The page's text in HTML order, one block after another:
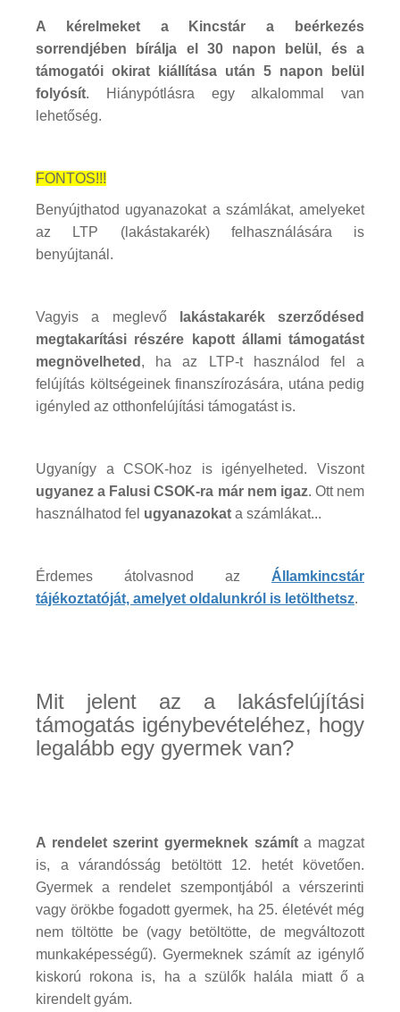
A kérelmeket a Kincstár a beérkezés
sorrendjében bírálja el 30 napon belül, és a
támogatói okirat kiállítása után 5 napon belül
folyósít. Hiánypótlásra egy alkalommal van
lehetőség.
FONTOS!!!
Benyújthatod ugyanazokat a számlákat, amelyeket
az LTP (lakástakarék) felhasználására is
benyújtanál.
Vagyis a meglevő
lakástakarék szerződésed
megtakarítási részére kapott állami támogatást
megnövelheted , ha az LTP-t használod fel a
felújítás költségeinek finanszírozására, utána pedig
igényled az otthonfelújítási támogatást is.
Ugyanígy a CSOK-hoz is igényelheted. Viszont
ugyanez a Falusi CSOK-ra már nem igaz. Ott nem
használhatod fel ugyanazokat a számlákat...
Érdemes átolvasnod az Államkincstár
tájékoztatóját, amelyet oldalunkról is letölthetsz.
Mit jelent az a lakásfelújítási
támogatás igénybevételéhez, hogy
legalább egy gyermek van?
A rendelet szerint gyermeknek számíta magzat
is, a várandósság betöltött 12. hetét követően.
Gyermek a rendelet szempontjából a vérszerinti
vagy örökbe fogadott gyermek, ha 25. életévét még
nem töltötte be (vagy betöltötte, de megváltozott
munkaképességű). Gyermeknek számít az igénylő
kiskorú rokona is, ha a szülők halála miatt ő a
kirendelt gyám.